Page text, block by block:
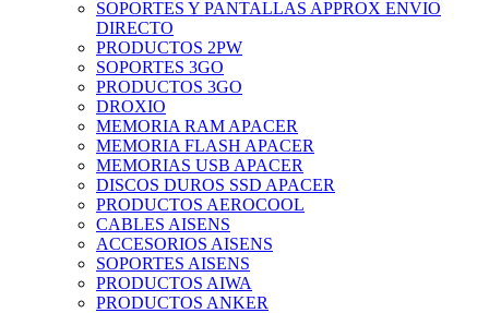
SOPORTES Y PANTALLAS APPROX ENVIO
DIRECTO
PRODUCTOS 2PW
SOPORTES 3GO
PRODUCTOS 3GO
DROXIO
MEMORIA RAM APACER
MEMORIA FLASH APACER
MEMORIAS USB APACER
DISCOS DUROS SSD APACER
PRODUCTOS AEROCOOL
CABLES AISENS
ACCESORIOS AISENS
SOPORTES AISENS
PRODUCTOS AIWA
PRODUCTOS ANKER